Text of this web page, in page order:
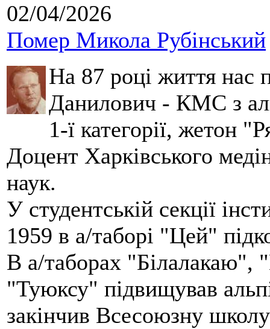
02/04/2026
Помер Микола Рубінський
На 87 році життя нас
Данилович - КМС з
1-ї категорії, жетон
Доцент Харківського
наук.
У студентській секції
1959 в а/таборі "Цей"
В а/таборах "Білалакаю",
"Туюксу" підвищував
закінчив Всесоюзну